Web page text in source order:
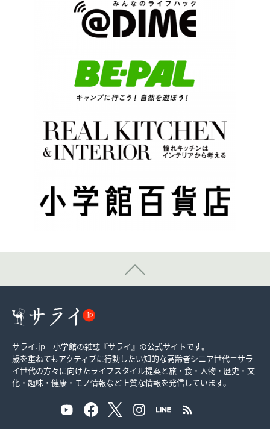
サライ.jp｜小学館の雑誌『サライ』の公式サイトです。
歳を重ねてもアクティブに行動したい知的な高齢者シニア世代＝サラ
イ世代の方々に向けたライフスタイル提案と旅・食・人物・歴史・文
化・趣味・健康・モノ情報など上質な情報を発信しています。